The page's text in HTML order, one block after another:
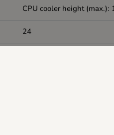
CPU cooler height
24